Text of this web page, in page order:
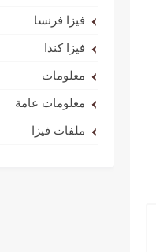
فيزا فرنسا
فيزا كندا
معلومات
معلومات عامة
ملفات فيزا